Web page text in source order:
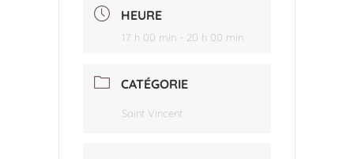
HEURE
17 h 00 min - 20 h 00 min
CATÉGORIE
Saint Vincent